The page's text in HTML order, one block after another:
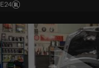
E24